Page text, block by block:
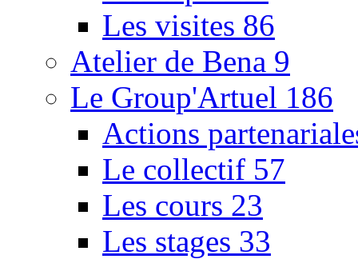
Les visites 86
Atelier de Bena 9
Le Group'Artuel 186
Actions
Le collectif 57
Les cours 23
Les stages 33